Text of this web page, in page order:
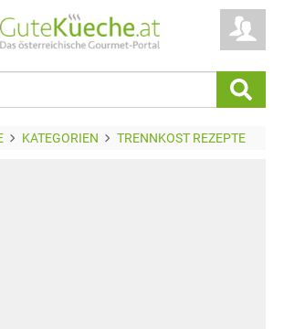
KATEGORIEN TRENNKOST REZEPTE